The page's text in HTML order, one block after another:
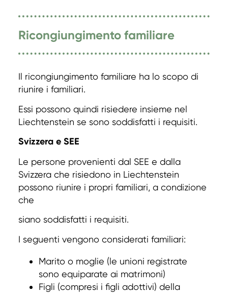
Ricongiungimento familiare
Il ricongiungimento familiare ha lo scopo di
riunire i familiari.
Essi possono quindi risiedere insieme nel
Liechtenstein se sono soddisfatti i requisiti.
Svizzera e SEE
Le persone provenienti dal SEE e dalla
Svizzera che risiedono in Liechtenstein
possono riunire i propri familiari, a condizione
che
siano soddisfatti i requisiti.
I seguenti vengono considerati familiari:
Marito o moglie (le unioni registrate
sono equiparate ai matrimoni)
Figli (compresi i figli adottivi) della